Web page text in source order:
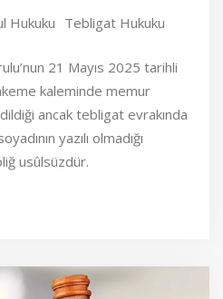
Hukuku Tebligat Hukuku
21 Mayıs 2025 tarihli
kaleminde memur
ancak tebligat evrakında
yazılı olmadığı
usûlsüzdür.